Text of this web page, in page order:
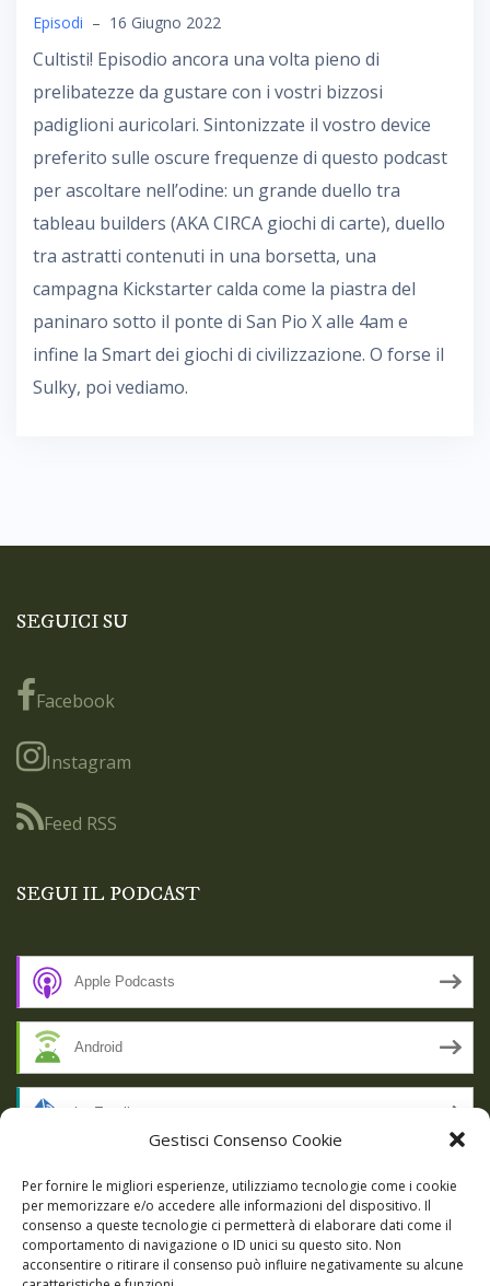
Gestisci Consenso Cookie
Per fornire le migliori esperienze, utilizziamo tecnologie come i cookie
per memorizzare e/o accedere alle informazioni del dispositivo. Il
consenso a queste tecnologie ci permetterà di elaborare dati come il
comportamento di navigazione o ID unici su questo sito. Non
acconsentire o ritirare il consenso può influire negativamente su alcune
Episodi – 16 Giugno 2022
Cultisti! Episodio ancora una volta pieno di
prelibatezze da gustare con i vostri bizzosi
padiglioni auricolari. Sintonizzate il vostro device
preferito sulle oscure frequenze di questo podcast
per ascoltare nell’odine: un grande duello tra
tableau builders (AKA CIRCA giochi di carte), duello
tra astratti contenuti in una borsetta, una
campagna Kickstarter calda come la piastra del
paninaro sotto il ponte di San Pio X alle 4am e
infine la Smart dei giochi di civilizzazione. O forse il
Sulky, poi vediamo.
SEGUICI SU
Facebook
Instagram
Feed RSS
SEGUI IL PODCAST
Apple Podcasts
Android
by Email
RSS
SSL SECURE